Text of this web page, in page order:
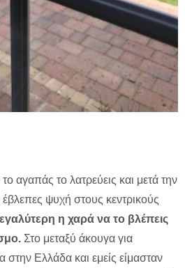
αγαπάς το λατρεύεις και μετά την
ψυχή στους κεντρικούς
η χαρά να το βλέπεις
Στο μεταξύ άκουγα για
στην Ελλάδα και εμείς είμασταν